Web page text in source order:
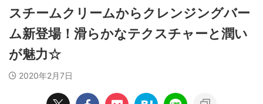
スチームクリームからクレンジングバー
ム新登場！滑らかなテクスチャーと潤い
が魅力☆
2020年2月7日